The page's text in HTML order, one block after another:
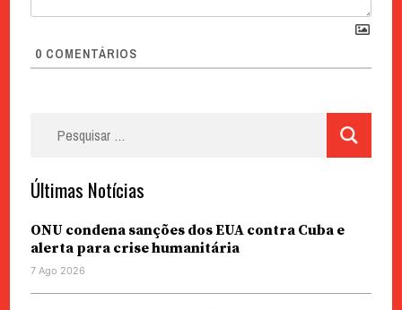
0 COMENTÁRIOS
Últimas Notícias
ONU condena sanções dos EUA contra Cuba e
alerta para crise humanitária
7 Ago 2026